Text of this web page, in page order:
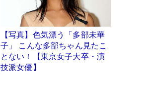
【写真】色気漂う「多部未華
子」 こんな多部ちゃん見たこ
とない！【東京女子大卒・演
技派女優】